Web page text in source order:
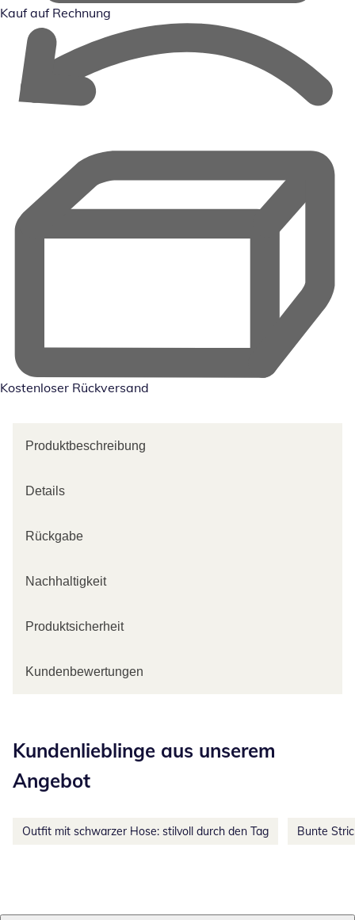
Kauf auf Rechnung
Kostenloser Rückversand
Produktbeschreibung
Details
Rückgabe
Nachhaltigkeit
Produktsicherheit
Kundenbewertungen
Kundenlieblinge aus unserem
Angebot
Outfit mit schwarzer Hose: stilvoll durch den Tag Bunte